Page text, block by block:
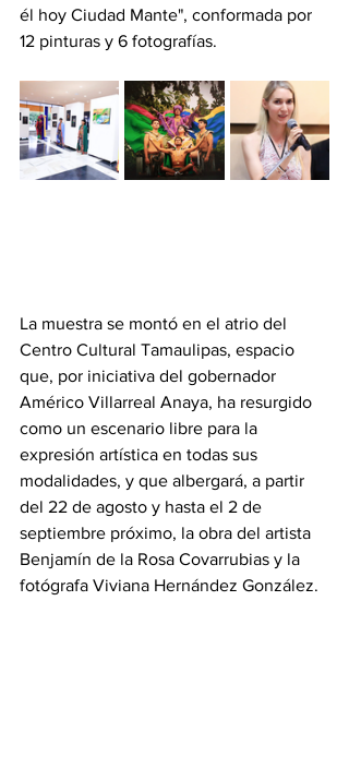
él hoy Ciudad Mante", conformada por
12 pinturas y 6 fotografías.
La muestra se montó en el atrio del
Centro Cultural Tamaulipas, espacio
que, por iniciativa del gobernador
Américo Villarreal Anaya, ha resurgido
como un escenario libre para la
expresión artística en todas sus
modalidades, y que albergará, a partir
del 22 de agosto y hasta el 2 de
septiembre próximo, la obra del artista
Benjamín de la Rosa Covarrubias y la
fotógrafa Viviana Hernández González.